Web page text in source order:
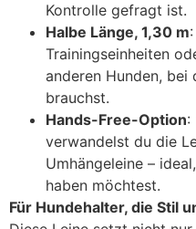
Kontrolle gefragt ist.
Halbe Länge, 1,30 m
Trainingseinheiten
anderen Hunden, bei
brauchst.
Hands-Free-Option:
verwandelst du die
Umhängeleine –
haben möchtest.
Für Hundehalter, die Stil